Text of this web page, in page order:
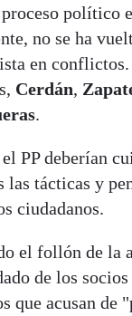
político
no se ha
en conflictos.
Cerdán,
.
PP deberían
tácticas y
ciudadanos.
el follón de la
de los
que acusan de